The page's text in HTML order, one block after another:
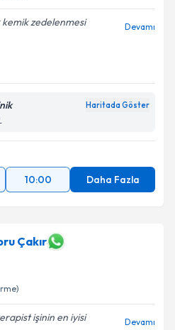
kemik zedelenmesi
Devamı
Haritada Göster
10:00 Daha Fazla
Çakır
işinin en iyisi
Devamı